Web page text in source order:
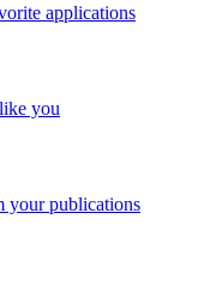
applications
you
your publications